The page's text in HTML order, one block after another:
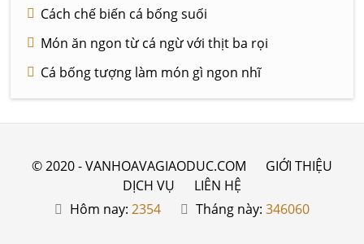
Cách chế biến cá bống suối
Món ăn ngon từ cá ngừ với thịt ba rọi
Cá bống tượng làm món gì ngon nhĩ
© 2020 - VANHOAVAGIAODUC.COM
GIỚI THIỆU
DỊCH VỤ
LIÊN HỆ
Hôm nay: 2354 Tháng này: 346060